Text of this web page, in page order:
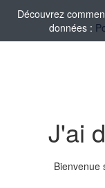
Découvrez
données :
J'ai
Bienvenue